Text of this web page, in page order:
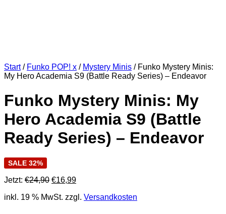
Start/ Funko POP! x / Mystery Minis / Funko Mystery Minis:
My Hero Academia S9 (Battle Ready Series) – Endeavor
Funko Mystery Minis: My
Hero Academia S9 (Battle
Ready Series) – Endeavor
SALE 32%
Jetzt: €24,90 Ursprünglicher
war:
€16,99Aktueller
ist:
inkl. 19 % MwSt. zzgl. Versandkosten